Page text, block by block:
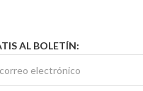
AL BOLETÍN: